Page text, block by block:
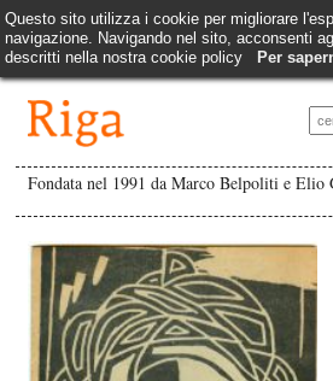
Questo sito utilizza i cookie per migliorare
navigazione. Navigando nel sito, acconsenti
descritti nella nostra cookie policy
Per
Fondata nel 1991 da Marco Belpoliti e Elio